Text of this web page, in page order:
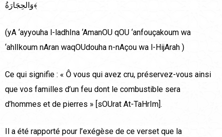
وَالحِجَارَةُ﴾
(yA ‘ayyouha l-ladhIna ‘AmanOU qOU ‘anfouçakoum wa
‘ahlIkoum nAran waqOUdouha n-nAçou wa l-HijArah )
Ce qui signifie : « Ô vous qui avez cru, préservez-vous ainsi
que vos familles d’un feu dont le combustible sera
d’hommes et de pierres » [sOUrat At-TaHrIm].
Il a été rapporté pour l’exégèse de ce verset que la